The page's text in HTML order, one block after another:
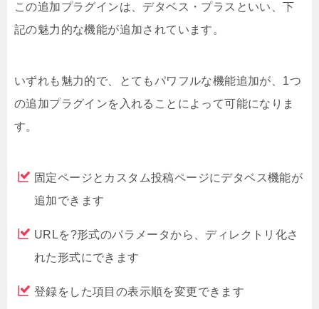
この追加プラグインは、デタベス・プラスといい、下
記の魅力的な機能が追加されています。
いずれも魅力的で、とてもパワフルな機能追加が、1つ
の追加プラグインを入れることによって可能になりま
す。
固定ページとカスタム投稿ページにデタベス機能が
追加できます
URLを?形式のパラメータから、ディレクトリ化さ
れた形式にできます
登録をした項目の表示順を変更できます